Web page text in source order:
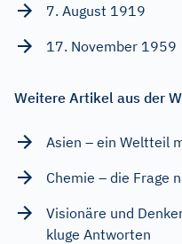
7. August 1919
17. November 1959
Weitere Artikel aus der
Asien – ein Weltteil
Chemie – die Frage
Visionäre und
kluge Antworten